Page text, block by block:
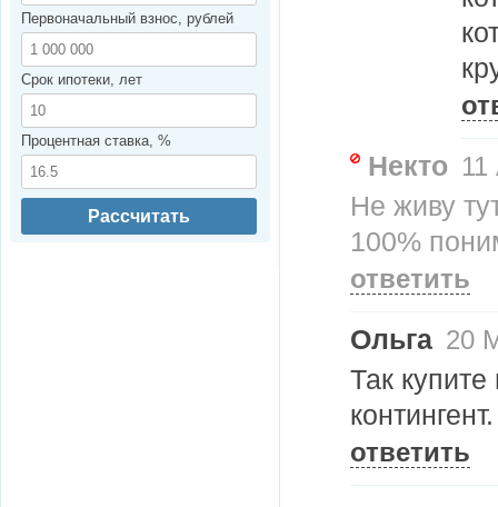
Некто
Не живу
100%
ответить
Ольга 20
Так
контингент.
ответить
Первоначальный взнос, рублей
Срок ипотеки, лет
Процентная ставка, %
Рассчитать